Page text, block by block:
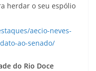
herdar o seu espólio
aecio-neves-
ao-senado/
do Rio Doce